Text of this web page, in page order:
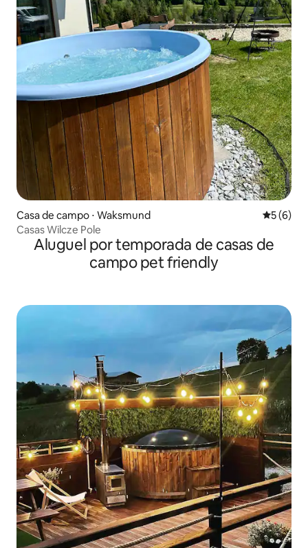
Casa de campo ⋅ Waksmund 5 de
5 (6)
Casas Wilcze Pole
Aluguel por temporada de casas de
campo pet friendly